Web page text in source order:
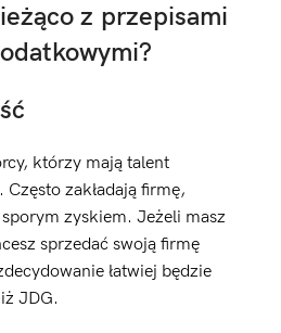
z przepisami
którzy mają talent
zakładają firmę,
zyskiem. Jeżeli masz
sprzedać swoją firmę
łatwiej będzie
JDG.